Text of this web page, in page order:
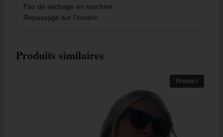
Pas de séchage en machine
Repassage sur l’envers.
Produits similaires
Promo !